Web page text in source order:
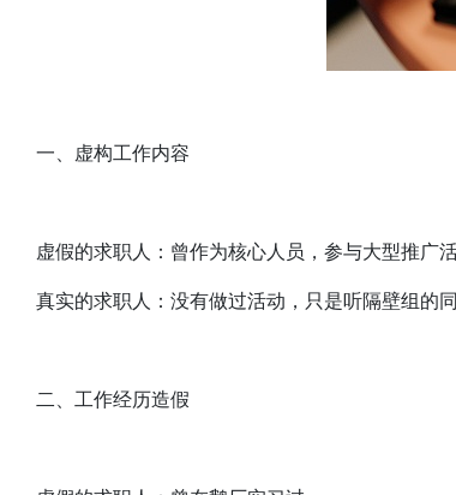
一、虚构工作内容
虚假的求职人：曾作为核心人员，参与大型推广
真实的求职人：没有做过活动，只是听隔壁组的
二、工作经历造假